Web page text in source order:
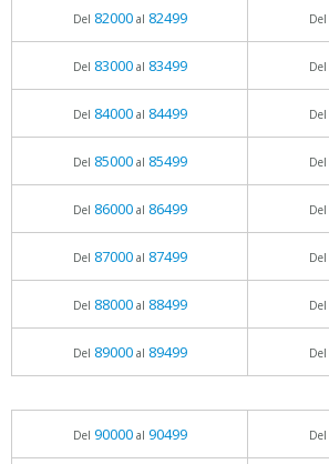
Del 82000al 82499 Del
Del 83000al 83499 Del
Del 84000al 84499 Del
Del 85000al 85499 Del
Del 86000al 86499 Del
Del 87000al 87499 Del
Del 88000al 88499 Del
Del 89000al 89499 Del
Del 90000al 90499 Del